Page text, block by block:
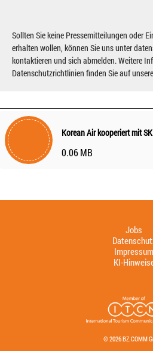
Sollten Sie keine Pressemitteilungen oder
erhalten wollen, können Sie uns unter
kontaktieren und sich abmelden. Weitere
Datenschutzrichtlinien finden Sie auf
0.06 MB
Jobs
Impressum
KI-
© 2026 BZ.COMM